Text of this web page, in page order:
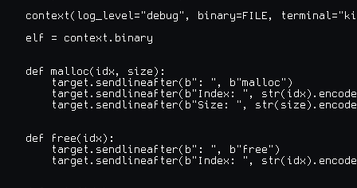
context(log_level="debug", binary=FILE,
elf = context.binary
def malloc(idx, size):
    target.sendlineafter(b": ", b"malloc")
target.sendlineafter(b"Index: ",
target.sendlineafter(b"Size: ",
def free(idx):
    target.sendlineafter(b": ", b"free")
target.sendlineafter(b"Index: ",